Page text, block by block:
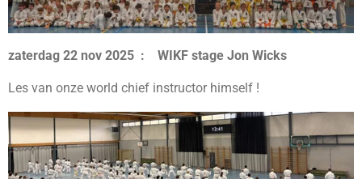
zaterdag 22 nov 2025 : WIKF stage Jon Wicks
Les van onze world chief instructor himself !